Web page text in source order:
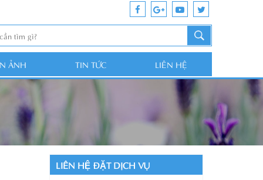
ẢNH TIN TỨC LIÊN HỆ
LIÊN HỆ ĐẶT DỊCH VỤ